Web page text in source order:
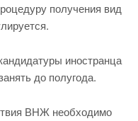
получения вид
иностранца
до полугода.
ВНЖ необходимо